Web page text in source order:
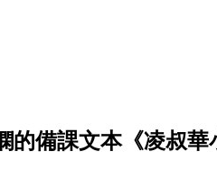
備課文本《凌叔華